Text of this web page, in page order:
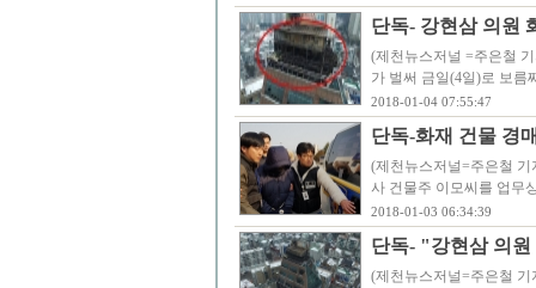
단독- 강현삼 의원
(제천뉴스저널 =주은철
가 벌써 금일(4일)로 보
2018-01-04 07:55:47
단독-화재 건물 경
(제천뉴스저널=주은철
사 건물주 이모씨를 업무
2018-01-03 06:34:39
단독- "강현삼 의
(제천뉴스저널=주은철